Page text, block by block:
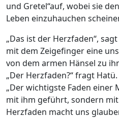
und Gretel“auf, wobei sie
Leben einzuhauchen
„Das ist der Herzfaden“,
mit dem Zeigefinger eine
von dem armen Hänsel zu
„Der Herzfaden?“ fragt Hatü.
„Der wichtigste Faden einer
mit ihm geführt, sondern
Herzfaden macht uns